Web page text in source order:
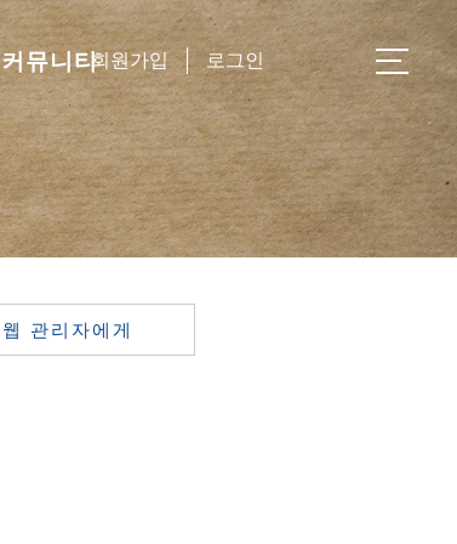
커뮤니티회원가입 로그인
웹 관리자에게